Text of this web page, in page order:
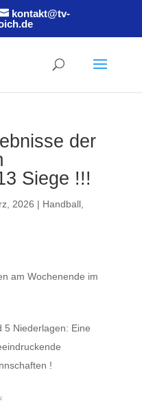
kontakt@tv-
der
Siege !!!
2026 | Handball,
am Wochenende im
5 Niederlagen: Eine
!